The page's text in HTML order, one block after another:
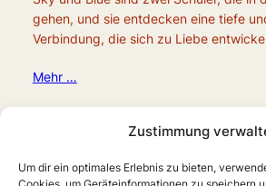
Zustimmung
Um dir ein optimales Erlebnis zu bieten,
gehen, und sie entdecken eine tiefe
Verbindung, die sich zu Liebe
Mehr …